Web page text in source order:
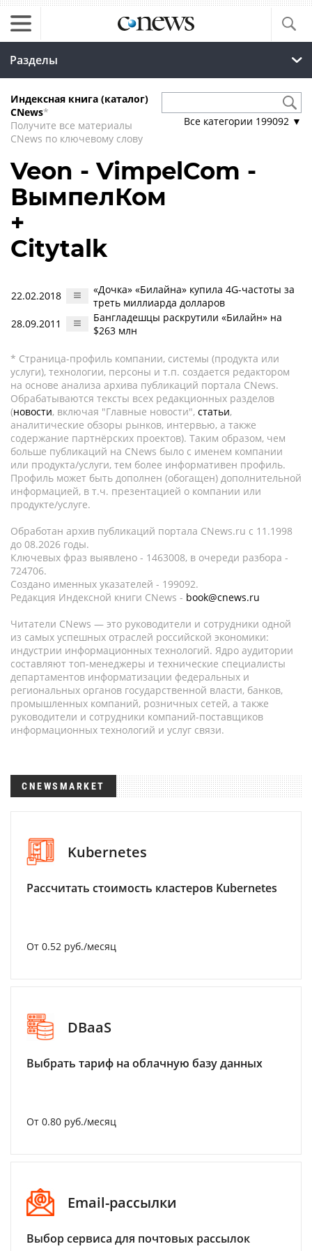
Разделы
Индексная книга (каталог)
CNews*
Получите все материалы
CNews по ключевому слову
Все категории 199092 ▼
Veon - VimpelCom -
ВымпелКом
+
Citytalk
22.02.2018
«Дочка» «Билайна» купила 4G-частоты за
треть миллиарда долларов
28.09.2011
Бангладешцы раскрутили «Билайн» на
$263 млн
* Страница-профиль компании, системы (продукта или
услуги), технологии, персоны и т.п. создается редактором
на основе анализа архива публикаций портала CNews.
Обрабатываются тексты всех редакционных разделов
(новости, включая "Главные новости", статьи,
аналитические обзоры рынков, интервью, а также
содержание партнёрских проектов). Таким образом, чем
больше публикаций на CNews было с именем компании
или продукта/услуги, тем более информативен профиль.
Профиль может быть дополнен (обогащен) дополнительной
информацией, в т.ч. презентацией о компании или
продукте/услуге.
Обработан архив публикаций портала CNews.ru c 11.1998
до 08.2026 годы.
Ключевых фраз выявлено - 1463008, в очереди разбора -
724706.
Создано именных указателей - 199092.
Редакция Индексной книги CNews - book@cnews.ru
Читатели CNews — это руководители и сотрудники одной
из самых успешных отраслей российской экономики:
индустрии информационных технологий. Ядро аудитории
составляют топ-менеджеры и технические специалисты
департаментов информатизации федеральных и
региональных органов государственной власти, банков,
промышленных компаний, розничных сетей, а также
руководители и сотрудники компаний-поставщиков
информационных технологий и услуг связи.
CNEWSMARKET
Kubernetes
Рассчитать стоимость кластеров Kubernetes
От 0.52 руб./месяц
DBaaS
Выбрать тариф на облачную базу данных
От 0.80 руб./месяц
Email-рассылки
Выбор сервиса для почтовых рассылок